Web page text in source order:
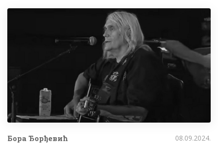
Бора Ђорђевић 08.09.2024.